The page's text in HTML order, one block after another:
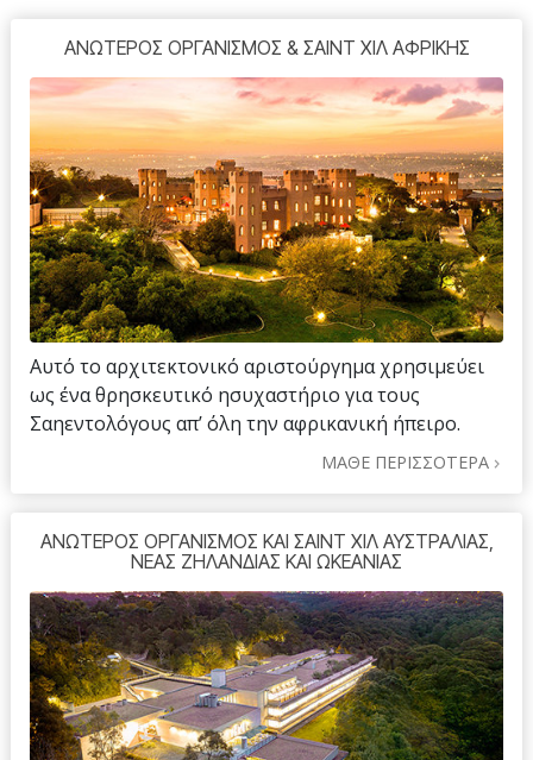
ΑΝΩΤΕΡΟΣ ΟΡΓΑΝΙΣΜΟΣ & ΣΑΙΝΤ ΧΙΛ ΑΦΡΙΚΗΣ
Αυτό το αρχιτεκτονικό αριστούργημα χρησιμεύει
ως ένα θρησκευτικό ησυχαστήριο για τους
Σαηεντολόγους απ’ όλη την αφρικανική ήπειρο.
ΜΑΘΕ ΠΕΡΙΣΣΟΤΕΡΑ
ΑΝΩΤΕΡΟΣ ΟΡΓΑΝΙΣΜΟΣ ΚΑΙ ΣΑΙΝΤ ΧΙΛ ΑΥΣΤΡΑΛΙΑΣ,
ΝΕΑΣ ΖΗΛΑΝΔΙΑΣ ΚΑΙ ΩΚΕΑΝΙΑΣ